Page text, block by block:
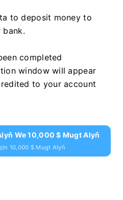
to deposit money to
bank.
completed
window will appear
to your account
We 10,000 $ Mugt Alyň
10,000 $ Mugt Alyň